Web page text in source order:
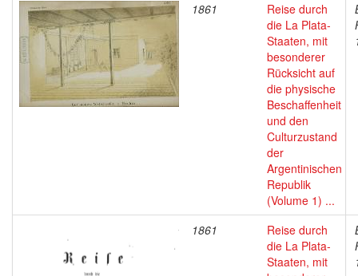
1861
Reise durch
die La Plata-
Staaten, mit
besonderer
Rücksicht auf
die physische
Beschaffenheit
und den
Culturzustand
der
Argentinischen
Republik
(Volume 1) ...
1861
Reise durch
die La Plata-
Staaten, mit